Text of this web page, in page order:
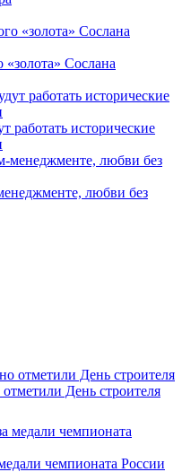
Сослана
работать исторические
любви без
День строителя
чемпионата России